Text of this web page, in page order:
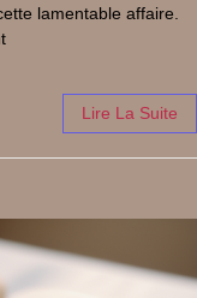
lamentable affaire.
Lire La Suite